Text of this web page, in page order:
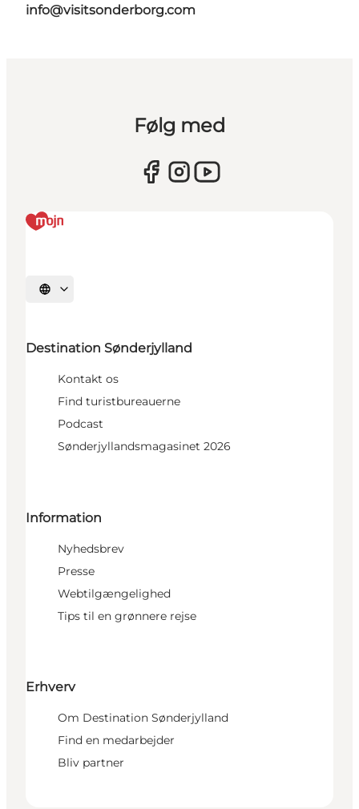
info@visitsonderborg.com
Følg med
Vælg sprog
Destination Sønderjylland
Kontakt os
Find turistbureauerne
Podcast
Sønderjyllandsmagasinet 2026
Information
Nyhedsbrev
Presse
Webtilgængelighed
Tips til en grønnere rejse
Erhverv
Om Destination Sønderjylland
Find en medarbejder
Bliv partner